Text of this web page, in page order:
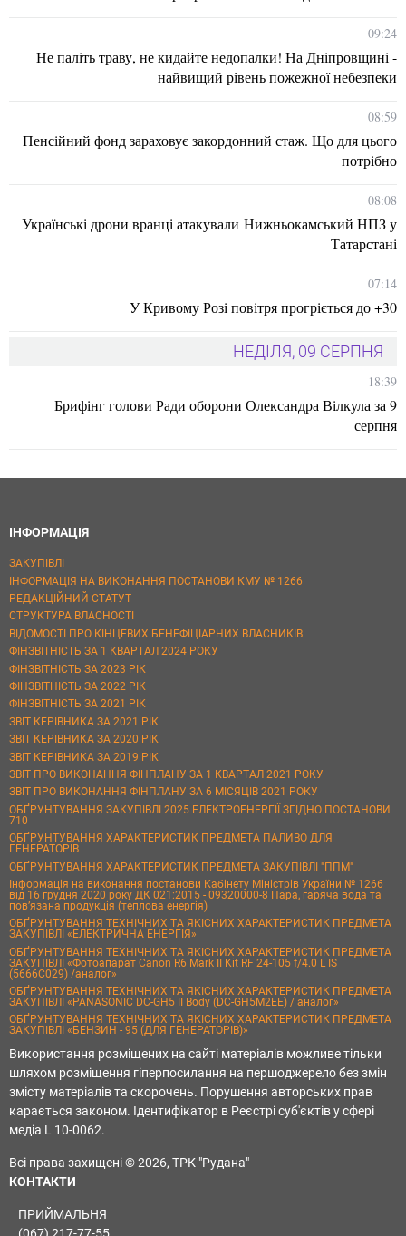
09:24
Не паліть траву, не кидайте недопалки! На Дніпровщині -
найвищий рівень пожежної небезпеки
08:59
Пенсійний фонд зараховує закордонний стаж. Що для цього
потрібно
08:08
Українські дрони вранці атакували Нижньокамський НПЗ у
Татарстані
07:14
У Кривому Розі повітря прогріється до +30
НЕДІЛЯ, 09 СЕРПНЯ
18:39
Брифінг голови Ради оборони Олександра Вілкула за 9
серпня
ІНФОРМАЦІЯ
ЗАКУПІВЛІ
ІНФОРМАЦІЯ НА ВИКОНАННЯ ПОСТАНОВИ КМУ № 1266
РЕДАКЦІЙНИЙ СТАТУТ
СТРУКТУРА ВЛАСНОСТІ
ВІДОМОСТІ ПРО КІНЦЕВИХ БЕНЕФІЦІАРНИХ ВЛАСНИКІВ
ФІНЗВІТНІСТЬ ЗА 1 КВАРТАЛ 2024 РОКУ
ФІНЗВІТНІСТЬ ЗА 2023 РІК
ФІНЗВІТНІСТЬ ЗА 2022 РІК
ФІНЗВІТНІСТЬ ЗА 2021 РІК
ЗВІТ КЕРІВНИКА ЗА 2021 РІК
ЗВІТ КЕРІВНИКА ЗА 2020 РІК
ЗВІТ КЕРІВНИКА ЗА 2019 РІК
ЗВІТ ПРО ВИКОНАННЯ ФІНПЛАНУ ЗА 1 КВАРТАЛ 2021 РОКУ
ЗВІТ ПРО ВИКОНАННЯ ФІНПЛАНУ ЗА 6 МІСЯЦІВ 2021 РОКУ
ОБҐРУНТУВАННЯ ЗАКУПІВЛІ 2025 ЕЛЕКТРОЕНЕРГІЇ ЗГІДНО ПОСТАНОВИ
710
ОБҐРУНТУВАННЯ ХАРАКТЕРИСТИК ПРЕДМЕТА ПАЛИВО ДЛЯ
ГЕНЕРАТОРІВ
ОБҐРУНТУВАННЯ ХАРАКТЕРИСТИК ПРЕДМЕТА ЗАКУПІВЛІ "ППМ"
Інформація на виконання постанови Кабінету Міністрів України № 1266
від 16 грудня 2020 року ДК 021:2015 - 09320000-8 Пара, гаряча вода та
пов’язана продукція (теплова енергія)
ОБҐРУНТУВАННЯ ТЕХНІЧНИХ ТА ЯКІСНИХ ХАРАКТЕРИСТИК ПРЕДМЕТА
ЗАКУПІВЛІ «ЕЛЕКТРИЧНА ЕНЕРГІЯ»
ОБҐРУНТУВАННЯ ТЕХНІЧНИХ ТА ЯКІСНИХ ХАРАКТЕРИСТИК ПРЕДМЕТА
ЗАКУПІВЛІ «Фотоапарат Canon R6 Mark II Kit RF 24-105 f/4.0 L IS
(5666C029) /аналог»
ОБҐРУНТУВАННЯ ТЕХНІЧНИХ ТА ЯКІСНИХ ХАРАКТЕРИСТИК ПРЕДМЕТА
ЗАКУПІВЛІ «PANASONIC DC-GH5 II Body (DC-GH5M2EE) / аналог»
ОБҐРУНТУВАННЯ ТЕХНІЧНИХ ТА ЯКІСНИХ ХАРАКТЕРИСТИК ПРЕДМЕТА
ЗАКУПІВЛІ «БЕНЗИН - 95 (ДЛЯ ГЕНЕРАТОРІВ)»
Використання розміщених на сайті матеріалів можливе тільки
шляхом розміщення гіперпосилання на першоджерело без змін
змісту матеріалів та скорочень. Порушення авторських прав
карається законом. Ідентифікатор в Реєстрі суб'єктів у сфері
медіа L 10-0062.
Всі права захищені © 2026, ТРК "Рудана"
КОНТАКТИ
ПРИЙМАЛЬНЯ